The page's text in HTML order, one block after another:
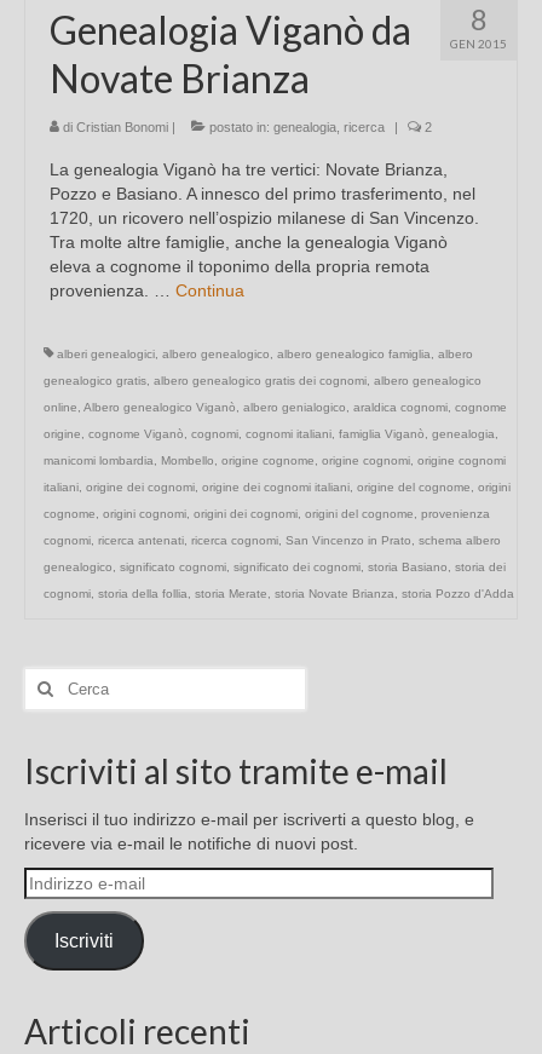
8
GEN 2015
Genealogia Viganò da
Novate Brianza
di Cristian Bonomi | postato in: genealogia ricerca | 2
La genealogia Viganò ha tre vertici: Novate Brianza,
Pozzo e Basiano. A innesco del primo trasferimento, nel
1720, un ricovero nell’ospizio milanese di San Vincenzo.
Tra molte altre famiglie, anche la genealogia Viganò
eleva a cognome il toponimo della propria remota
provenienza. … Continua
alberi genealogici albero genealogico albero genealogico famiglia
albero
genealogico gratis albero genealogico gratis dei cognomi albero genealogico
online Albero genealogico Viganò albero genialogico araldica cognomi cognome
origine
cognome Viganò cognomi cognomi italiani famiglia Viganò genealogia
manicomi lombardia
Mombello origine cognome origine cognomi origine cognomi
italiani origine dei cognomi origine dei cognomi italiani origine del cognome
origini
cognome
origini cognomi origini dei cognomi origini del cognome
provenienza
cognomi ricerca antenati ricerca cognomi San Vincenzo in Prato
schema albero
genealogico
significato cognomi significato dei cognomi storia Basiano
storia dei
cognomi storia della follia storia Merate storia Novate Brianza storia Pozzo d'Adda
Cerca:
Iscriviti al sito tramite e-mail
Inserisci il tuo indirizzo e-mail per iscriverti a questo blog, e
ricevere via e-mail le notifiche di nuovi post.
Indirizzo
e-
mail
Iscriviti
Articoli recenti